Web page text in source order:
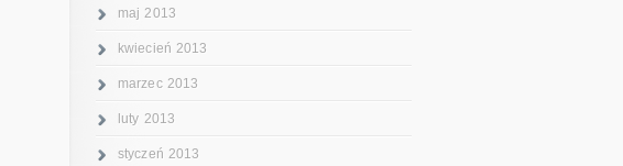
maj 2013
kwiecień 2013
marzec 2013
luty 2013
styczeń 2013